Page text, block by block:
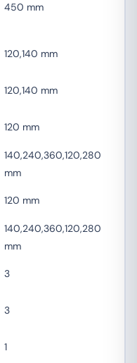
450 mm
120,140 mm
120,140 mm
120 mm
140,240,360,120,280
mm
120 mm
140,240,360,120,280
mm
3
3
1